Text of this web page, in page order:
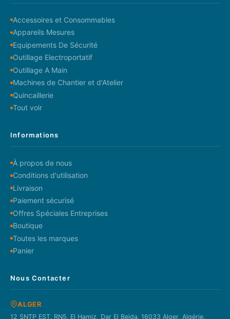
Accessoires et Consommables
Appareils Mesures
Equipements De Sécurité
Outillage Electroportatif
Outillage A Main
Machines de Chantier et d'Atelier
Quincaillerie
Tout voir
Informations
À propos de nous
Conditions d'utilisation
Livraison
Paiement sécurisé
Offres Spéciales Entreprises
Boutique
Toutes les marques
Panier
Nous Contacter
ALGER
12 SNTP EST. RN5. El Hamiz, Dar El Beida. 16033 Alger, Algérie.